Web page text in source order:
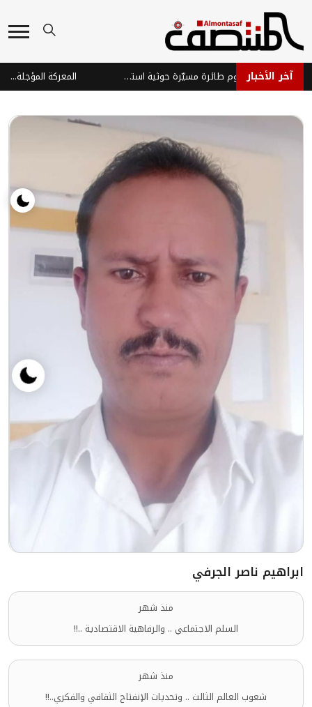
آخر الأخبار إصابة ثلاثة جنود في هجوم طائرة مسيّرة حوثية استهدف موقعاً عسكرياً شرق تعز
ابراهيم ناصر الجرفي
منذ شهر
السلم الاجتماعي .. والرفاهية الاقتصادية ..!!
منذ شهر
شعوب العالم الثالث .. وتحديات الإنفتاح الثقافي والفكري..!!